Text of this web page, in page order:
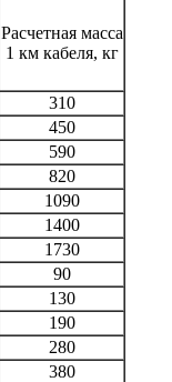
Расчетная масса
1 км кабеля, кг
310
450
590
820
1090
1400
1730
90
130
190
280
380